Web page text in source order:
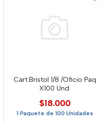
Cart.Bristol 1/8 /Oficio Paq
X100 Und.
$18.000
1 Paquete de 100 Unidades